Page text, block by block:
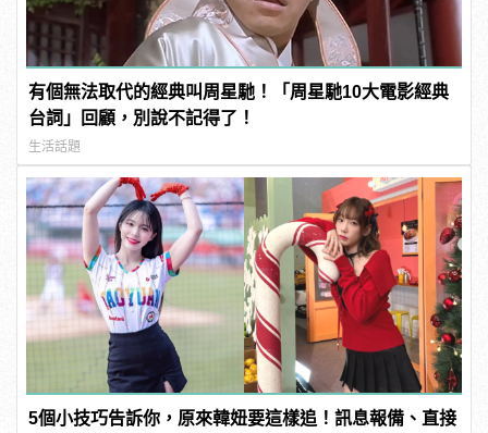
有個無法取代的經典叫周星馳！「周星馳10大電影經典
台詞」回顧，別說不記得了！
生活話題
5個小技巧告訴你，原來韓妞要這樣追！訊息報備、直接